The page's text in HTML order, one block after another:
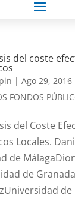
del coste
| Ago 29, 2016
FONDOS
del Coste
Locales.
de
de
de